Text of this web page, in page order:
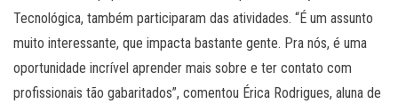
Tecnológica, também participaram das atividades. “É um assunto
muito interessante, que impacta bastante gente. Pra nós, é uma
oportunidade incrível aprender mais sobre e ter contato com
profissionais tão gabaritados”, comentou Érica Rodrigues, aluna de